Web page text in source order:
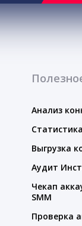
Анализ
Выгрузка
Аудит
Чекап
SMM
Проверка